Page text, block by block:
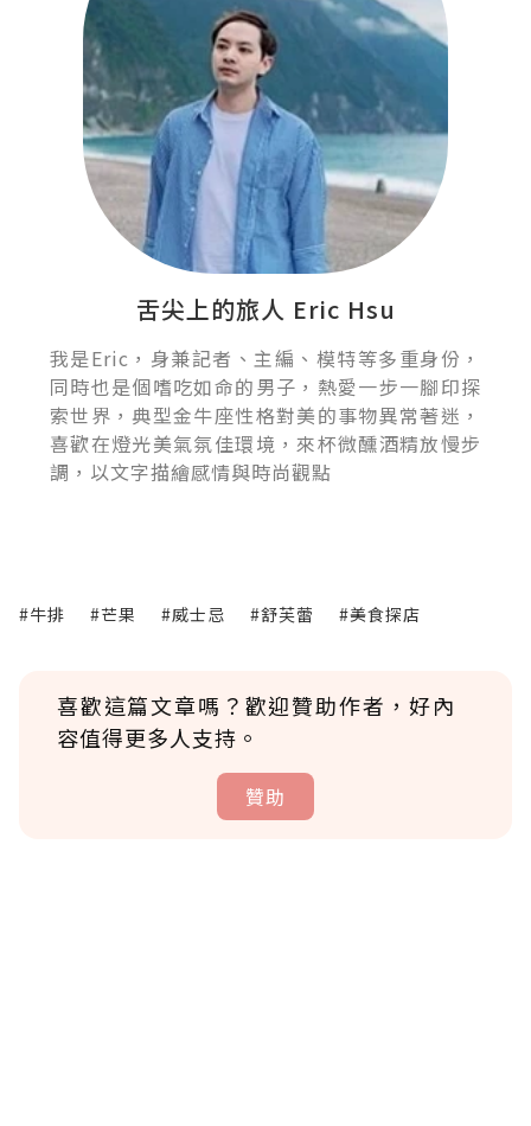
舌尖上的旅人 Eric Hsu
我是Eric，身兼記者、主編、模特等多重身份，
同時也是個嗜吃如命的男子，熱愛一步一腳印探
索世界，典型金牛座性格對美的事物異常著迷，
喜歡在燈光美氣氛佳環境，來杯微醺酒精放慢步
調，以文字描繪感情與時尚觀點
#牛排 #芒果 #威士忌 #舒芙蕾 #美食探店
喜歡這篇文章嗎？歡迎贊助作者，好內
容值得更多人支持。
贊助